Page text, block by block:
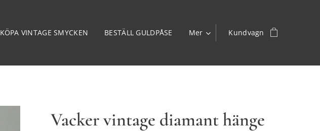
KÖPA VINTAGE SMYCKEN BESTÄLL GULDPÅSE Mer Kundvagn
Vacker vintage diamant hänge